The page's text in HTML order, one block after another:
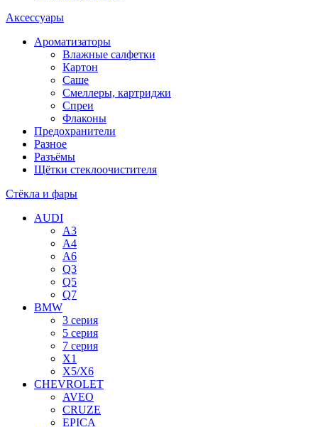
Аксессуары
Ароматизаторы
Влажные салфетки
Картон
Саше
Смеллеры, картриджи
Спреи
Флаконы
Предохранители
Разное
Разъёмы
Щётки стеклоочистителя
Стёкла и фары
AUDI
A3
A4
A6
Q3
Q5
Q7
BMW
3 серия
5 серия
7 серия
X1
X5/X6
CHEVROLET
AVEO
CRUZE
EPICA